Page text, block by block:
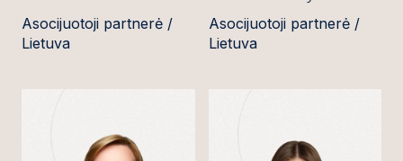
Asocijuotoji partnerė /
Lietuva
Asocijuotoji partnerė /
Lietuva